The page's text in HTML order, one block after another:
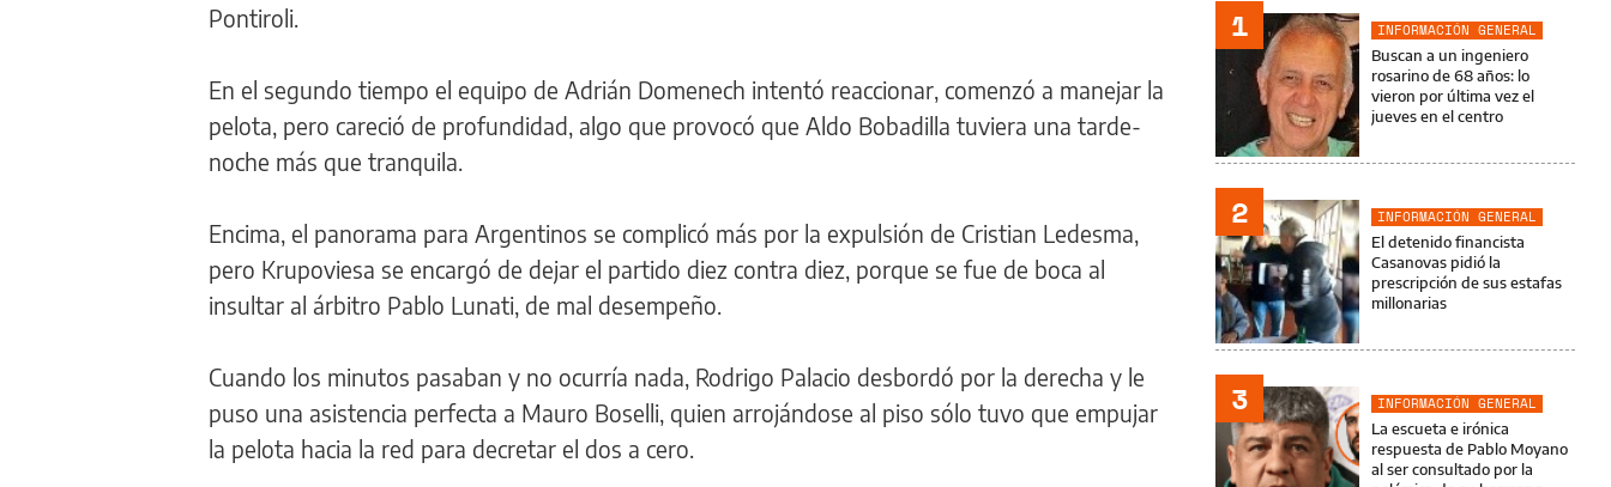
Pontiroli.
En el segundo tiempo el equipo de Adrián Domenech intentó reaccionar, comenzó a manejar la
pelota, pero careció de profundidad, algo que provocó que Aldo Bobadilla tuviera una tarde-
noche más que tranquila.
Encima, el panorama para Argentinos se complicó más por la expulsión de Cristian Ledesma,
pero Krupoviesa se encargó de dejar el partido diez contra diez, porque se fue de boca al
insultar al árbitro Pablo Lunati, de mal desempeño.
Cuando los minutos pasaban y no ocurría nada, Rodrigo Palacio desbordó por la derecha y le
puso una asistencia perfecta a Mauro Boselli, quien arrojándose al piso sólo tuvo que empujar
la pelota hacia la red para decretar el dos a cero.
1
INFORMACIÓN GENERAL
Buscan a un ingeniero
rosarino de 68 años: lo
vieron por última vez el
jueves en el centro
2
INFORMACIÓN GENERAL
El detenido financista
Casanovas pidió la
prescripción de sus estafas
millonarias
3
INFORMACIÓN GENERAL
La escueta e irónica
respuesta de Pablo Moyano
al ser consultado por la